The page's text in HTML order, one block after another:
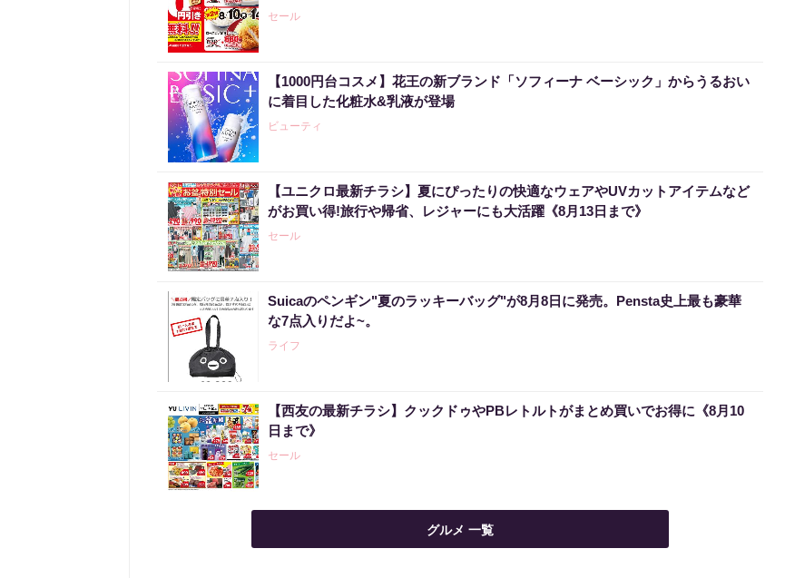
セール
【1000円台コスメ】花王の新ブランド「ソフィーナ ベーシック」からうるおい
に着目した化粧水&乳液が登場
ビューティ
【ユニクロ最新チラシ】夏にぴったりの快適なウェアやUVカットアイテムなど
がお買い得!旅行や帰省、レジャーにも大活躍《8月13日まで》
セール
Suicaのペンギン"夏のラッキーバッグ"が8月8日に発売。Pensta史上最も豪華
な7点入りだよ~。
ライフ
【西友の最新チラシ】クックドゥやPBレトルトがまとめ買いでお得に《8月10
日まで》
セール
グルメ 一覧